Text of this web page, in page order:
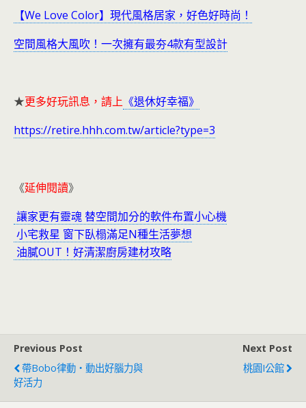
【We Love Color】現代風格居家，好色好時尚！
空間風格大風吹！一次擁有最夯4款有型設計
★更多好玩訊息，請上 《退休好幸福》
https://retire.hhh.com.tw/article?type=3
《延伸閱讀》
讓家更有靈魂 替空間加分的軟件布置小心機
小宅救星 窗下臥榻滿足N種生活夢想
油膩OUT！好清潔廚房建材攻略
Previous Post
帶bobo律動‧動出好腦力與
好活力
Next Post
桃園I公館